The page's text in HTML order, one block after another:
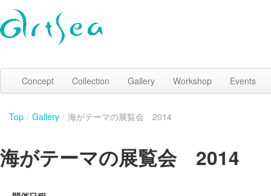
Concept Collection Gallery Workshop Events
Top / Gallery / 海がテーマの展覧会 2014
海がテーマの展覧会 2014